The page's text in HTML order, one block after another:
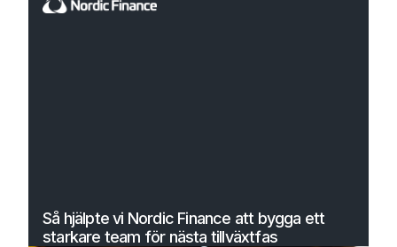
Så hjälpte vi Nordic Finance att bygga ett
starkare team för nästa tillväxtfas